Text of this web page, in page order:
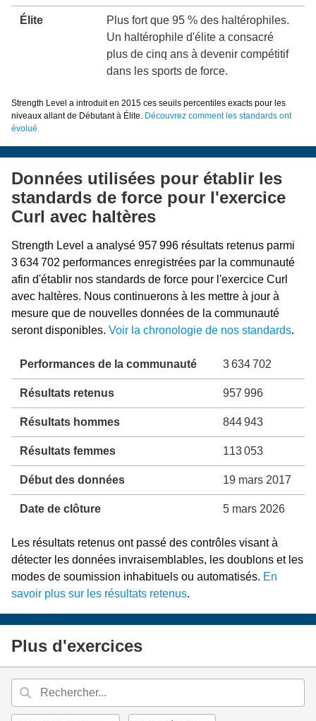
Élite
Plus fort que 95 % des haltérophiles.
Un haltérophile d'élite a consacré
plus de cinq ans à devenir compétitif
dans les sports de force.
Strength Level a introduit en 2015 ces seuils percentiles exacts pour les
niveaux allant de Débutant à Élite. Découvrez comment les standards ont
évolué.
Données utilisées pour établir les
standards de force pour l'exercice
Curl avec haltères
Strength Level a analysé 957 996 résultats retenus parmi
3 634 702 performances enregistrées par la communauté
afin d'établir nos standards de force pour l'exercice Curl
avec haltères. Nous continuerons à les mettre à jour à
mesure que de nouvelles données de la communauté
seront disponibles. Voir la chronologie de nos standards.
Performances de la communauté 3 634 702
Résultats retenus 957 996
Résultats hommes 844 943
Résultats femmes 113 053
Début des données 19 mars 2017
Date de clôture 5 mars 2026
Les résultats retenus ont passé des contrôles visant à
détecter les données invraisemblables, les doublons et les
modes de soumission inhabituels ou automatisés. En
savoir plus sur les résultats retenus.
Plus d'exercices